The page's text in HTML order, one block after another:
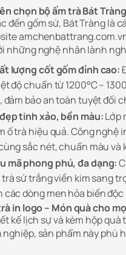
chọn bộ ấm trà Bát
đến gốm sứ, Bát Tràng là
những nghệ nhân lành
lượng cốt gốm đỉnh cao:
độ chuẩn từ 1200°C –
đảm bảo an toàn tuyệt đối
tinh xảo, bền màu:Lớp
ố trà hiệu quả. Công nghệ
sắc nét, chuẩn màu và
mã phong phú, đa dạng:
sứ trắng viền kim sang
các dòng men hỏa biến
in logo – Món quà cho
kế lịch sự và kèm hộp quà
sản phẩm này phù